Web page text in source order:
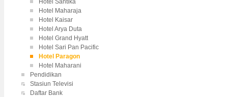
Hotel Santika
Hotel Maharaja
Hotel Kaisar
Hotel Arya Duta
Hotel Grand Hyatt
Hotel Sari Pan Pacific
Hotel Paragon
Hotel Maharani
Pendidikan
Stasiun Televisi
Daftar Bank